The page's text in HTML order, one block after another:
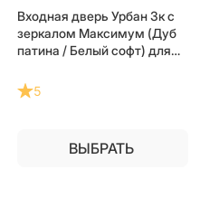
Входная дверь Урбан 3к с
зеркалом Максимум (Дуб
патина / Белый софт) для
5
ВЫБРАТЬ